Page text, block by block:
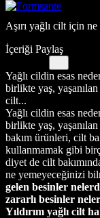
Aşırı yağlı cilt için
İçeriği Paylaş
Yağlı cildin esas
birlikte yaş,
cilt...
Yağlı cildin esas
birlikte yaş,
bakım ürünleri, cilt
kullanmamak gibi
diyet de cilt
ne yemeyeceğinizi
gelen besinler
zararlı besinler
Yıldırım yağlı cilt